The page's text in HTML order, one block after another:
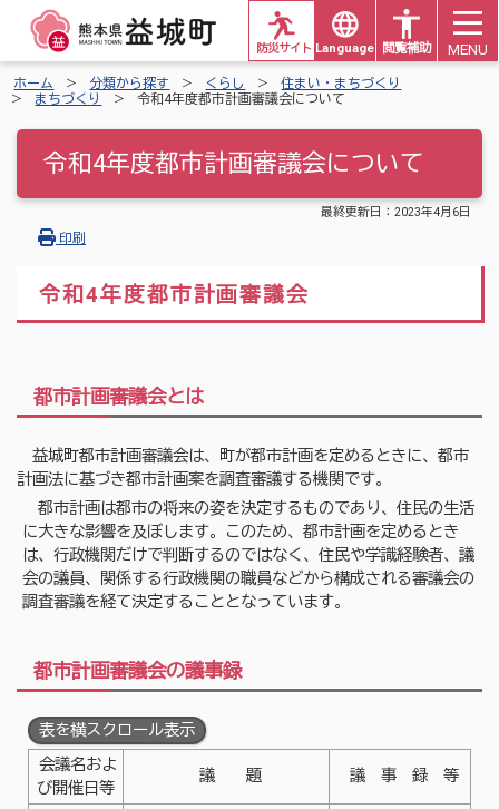
Languages 閲覧補助
防災サイト MENU
ホーム 分類から探す くらし
住まい・まちづくり
まちづくり
令和4年度都市計画審議会について
令和4年度都市計画審議会について
最終更新日： 2023年4月6日
印刷
令和4年度都市計画審議会
都市計画審議会とは
益城町都市計画審議会は、町が都市計画を定めるときに、都市
計画法に基づき都市計画案を調査審議する機関です。
都市計画は都市の将来の姿を決定するものであり、住民の生活
に大きな影響を及ぼします。このため、都市計画を定めるとき
は、行政機関だけで判断するのではなく、住民や学識経験者、議
会の議員、関係する行政機関の職員などから構成される審議会の
調査審議を経て決定することとなっています。
都市計画審議会の議事録
表を横スクロール表示
会議名およ
び開催日等
議 題 議 事 録 等